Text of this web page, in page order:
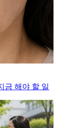
금 해야 할 일